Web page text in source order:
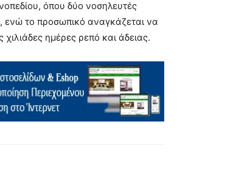
όπου δύο νοσηλευτές
ενώ το προσωπικό αναγκάζεται να
ημέρες ρεπό και άδειας.